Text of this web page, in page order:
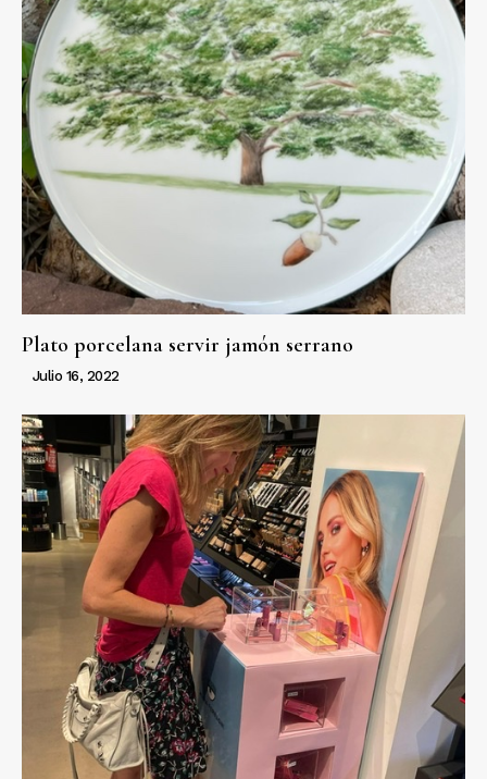
Plato porcelana servir jamón serrano
Julio 16, 2022